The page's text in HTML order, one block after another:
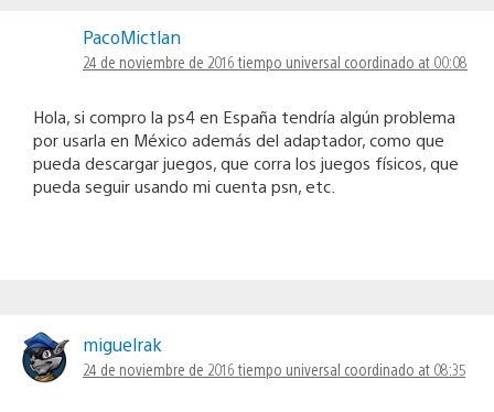
PacoMictlan
24 de noviembre de 2016 tiempo universal coordinado at 00:08
Hola, si compro la ps4 en España tendría algún problema
por usarla en México además del adaptador, como que
pueda descargar juegos, que corra los juegos físicos, que
pueda seguir usando mi cuenta psn, etc.
miguelrak
24 de noviembre de 2016 tiempo universal coordinado at 08:35